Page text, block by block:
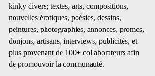
kinky divers; textes, arts, compositions,
nouvelles érotiques, poésies, dessins,
peintures, photographies, annonces, promos,
donjons, artisans, interviews, publicités, et
plus provenant de 100+ collaborateurs afin
de promouvoir la communauté.